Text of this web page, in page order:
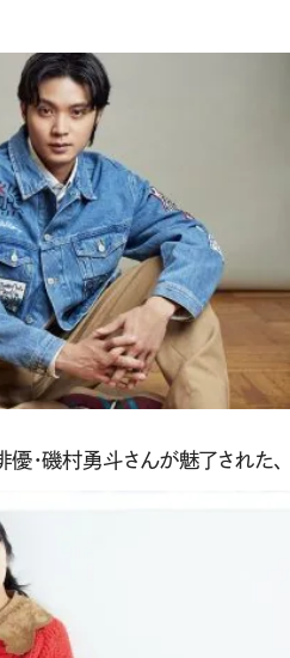
優・磯村勇斗さんが魅了された、